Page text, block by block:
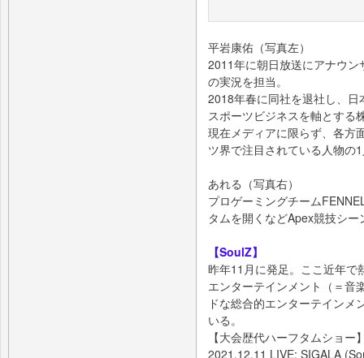
平岩康佑（写真左）
2011年に朝日放送にアナウ
の実況を担当。
2018年春に同社を退社し、
スポーツビジネスを軸とする
現在メディアに限らず、各方
ツ界で注目されている人物の
あれる（写真右）
プロゲーミングチーム
タムを開くなどApex競技シ
【SoulZ】
昨年11月に発足。ここ近年で
エンターテインメント（＝音
ドな総合的エンターテイン
いる。
【大会歴代ハーフタムショー
2021.12.11 LIVE: SIGALA